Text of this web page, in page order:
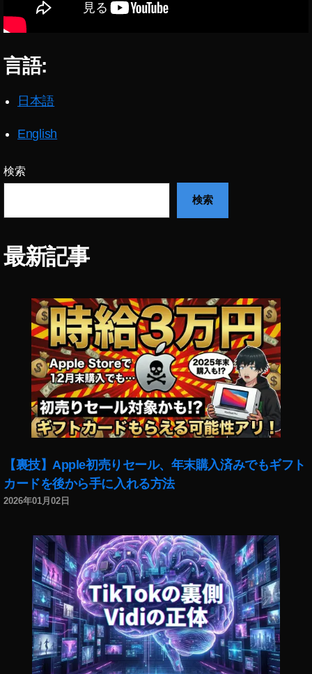
言語:
日本語
English
検索
検索
最新記事
【裏技】Apple初売りセール、年末購入済みでもギフト
カードを後から手に入れる方法
2026年01月02日